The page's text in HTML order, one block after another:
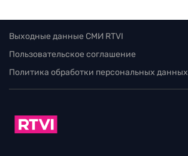
Выходные данные СМИ RTVI
Пользовательское соглашение
Политика обработки персональных данных